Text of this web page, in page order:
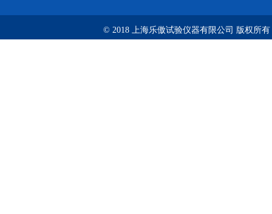
© 2018 上海乐傲试验仪器有限公司 版权所